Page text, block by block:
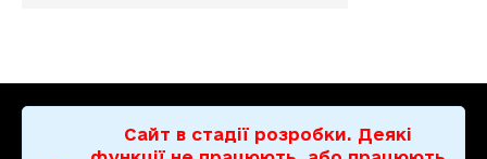
Сайт в стадії розробки. Деякі